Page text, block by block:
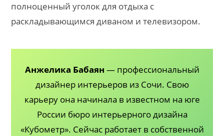
полноценный уголок для отдыха с
раскладывающимся диваном и телевизором.
Анжелика Бабаян — профессиональный
дизайнер интерьеров из Сочи. Свою
карьеру она начинала в известном на юге
России бюро интерьерного дизайна
«Кубометр». Сейчас работает в собственной